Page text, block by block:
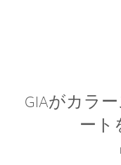
GIAがカラ
ート